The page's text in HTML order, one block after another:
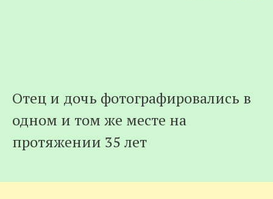
Отец и дочь фотографировались в
одном и том же месте на
протяжении 35 лет